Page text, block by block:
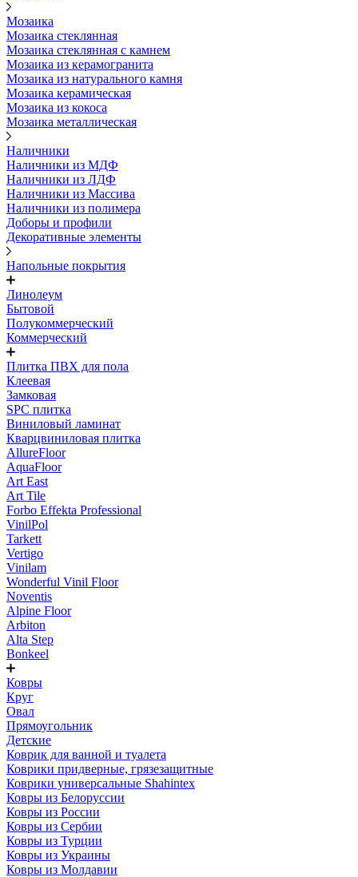
Мозаика
Мозаика стеклянная
Мозаика стеклянная с камнем
Мозаика из керамогранита
Мозаика из натурального камня
Мозаика керамическая
Мозаика из кокоса
Мозаика металлическая
Наличники
Наличники из МДФ
Наличники из ЛДФ
Наличники из Массива
Наличники из полимера
Доборы и профили
Декоративные элементы
Напольные покрытия
Линолеум
Бытовой
Полукоммерческий
Коммерческий
Плитка ПВХ для пола
Клеевая
Замковая
SPC плитка
Виниловый ламинат
Кварцвиниловая плитка
AllureFloor
AquaFloor
Art East
Art Tile
Forbo Effekta Professional
VinilPol
Tarkett
Vertigo
Vinilam
Wonderful Vinil Floor
Noventis
Alpine Floor
Arbiton
Alta Step
Bonkeel
Ковры
Круг
Овал
Прямоугольник
Детские
Коврик для ванной и туалета
Коврики придверные, грязезащитные
Коврики универсальные Shahintex
Ковры из Белоруссии
Ковры из России
Ковры из Сербии
Ковры из Турции
Ковры из Украины
Ковры из Молдавии